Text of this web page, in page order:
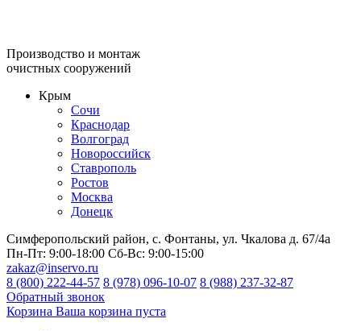
Производство и монтаж
очистных сооружений
Крым
Сочи
Краснодар
Волгоград
Новороссийск
Ставрополь
Ростов
Москва
Донецк
Симферопольский район, с. Фонтаны, ул. Чкалова д. 67/4а
Пн-Пт: 9:00-18:00 Сб-Вс: 9:00-15:00
zakaz@inservo.ru
8 (800) 222-44-57 8 (978) 096-10-07 8 (988) 237-32-87
Обратный звонок
Корзина Ваша корзина пуста